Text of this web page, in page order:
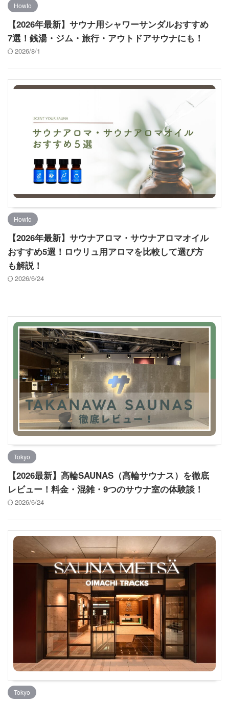
Howto
【2026年最新】サウナ用シャワーサンダルおすすめ
7選！銭湯・ジム・旅行・アウトドアサウナにも！
2026/8/1
Howto
【2026年最新】サウナアロマ・サウナアロマオイル
おすすめ5選！ロウリュ用アロマを比較して選び方
も解説！
2026/6/24
Tokyo
【2026最新】高輪SAUNAS（高輪サウナス）を徹底
レビュー！料金・混雑・9つのサウナ室の体験談！
2026/6/24
Tokyo